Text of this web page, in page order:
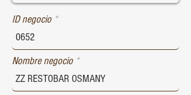
ID negocio
Nombre negocio